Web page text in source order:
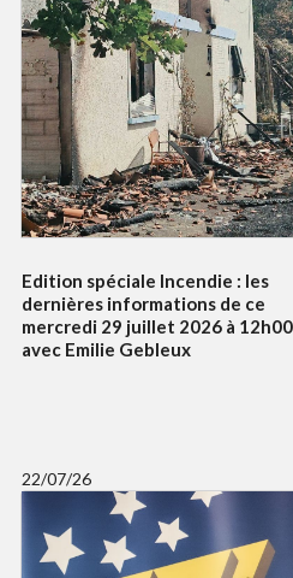
Edition spéciale Incendie : les
dernières informations de ce
mercredi 29 juillet 2026 à 12h00
avec Emilie Gebleux
22/07/26